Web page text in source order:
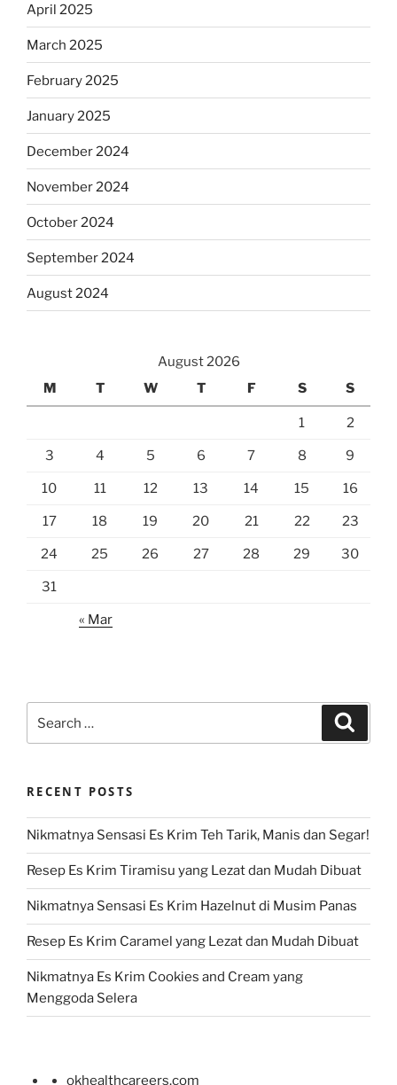
April 2025
March 2025
February 2025
January 2025
December 2024
November 2024
October 2024
September 2024
August 2024
August 2026
M
T W T F S S
1 2
3 4 5 6 7 8 9
10 11 12 13 14 15 16
17 18 19 20 21 22 23
24 25 26 27 28 29 30
31
« Mar
for:
RECENT POSTS
Nikmatnya Sensasi Es Krim Teh Tarik, Manis dan Segar!
Resep Es Krim Tiramisu yang Lezat dan Mudah Dibuat
Nikmatnya Sensasi Es Krim Hazelnut di Musim Panas
Resep Es Krim Caramel yang Lezat dan Mudah Dibuat
Nikmatnya Es Krim Cookies and Cream yang
Menggoda Selera
okhealthcareers.com